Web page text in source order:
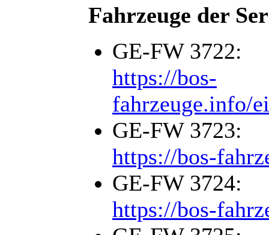
Fahrzeuge der
GE-FW 3722:
https://bos-
fahrzeuge.info/
GE-FW 3723:
https://bos-
GE-FW 3724:
https://bos-